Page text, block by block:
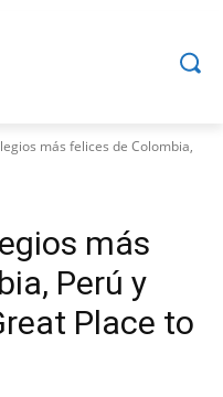
más felices de Colombia,
más
Perú y
Place to